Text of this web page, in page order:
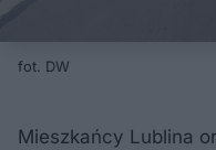
fot. DW
Mieszkańcy Lublina